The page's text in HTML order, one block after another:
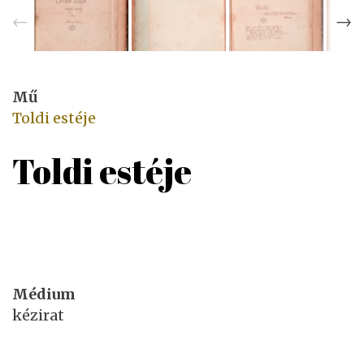
Mű
Toldi estéje
Toldi estéje
Médium
kézirat